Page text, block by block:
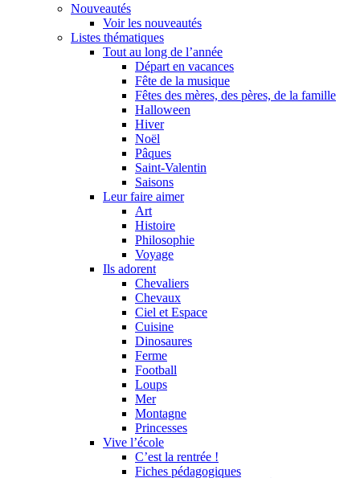
Nouveautés
Voir les nouveautés
Listes thématiques
Tout au long de l’année
Départ en vacances
Fête de la musique
Fêtes des mères, des pères, de la famille
Halloween
Hiver
Noël
Pâques
Saint-Valentin
Saisons
Leur faire aimer
Art
Histoire
Philosophie
Voyage
Ils adorent
Chevaliers
Chevaux
Ciel et Espace
Cuisine
Dinosaures
Ferme
Football
Loups
Mer
Montagne
Princesses
Vive l’école
C’est la rentrée !
Fiches pédagogiques